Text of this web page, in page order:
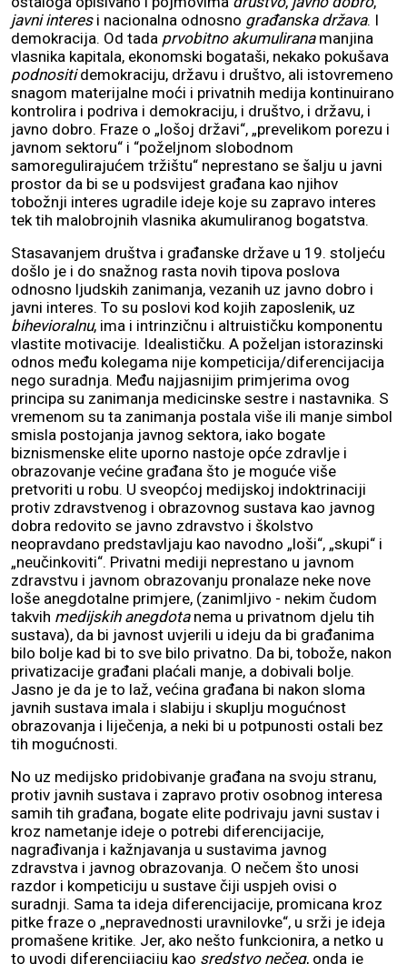
javni interesi nacionalna odnosno građanska država. I
demokracija. Od tada prvobitno akumuliranamanjina
vlasnika kapitala, ekonomski bogataši, nekako pokušava
podnositidemokraciju, državu i društvo, ali istovremeno
snagom materijalne moći i privatnih medija kontinuirano
kontrolira i podriva i demokraciju, i društvo, i državu, i
javno dobro. Fraze o „lošoj državi“, „prevelikom porezu i
javnom sektoru“ i “poželjnom slobodnom
samoregulirajućem tržištu“ neprestano se šalju u javni
prostor da bi se u podsvijest građana kao njihov
tobožnji interes ugradile ideje koje su zapravo interes
tek tih malobrojnih vlasnika akumuliranog bogatstva.
Stasavanjem društva i građanske države u 19. stoljeću
došlo je i do snažnog rasta novih tipova poslova
odnosno ljudskih zanimanja, vezanih uz javno dobro i
javni interes. To su poslovi kod kojih zaposlenik, uz
bihevioralnu, ima i intrinzičnu i altruističku komponentu
vlastite motivacije. Idealističku. A poželjan istorazinski
odnos među kolegama nije kompeticija/diferencijacija
nego suradnja. Među najjasnijim primjerima ovog
principa su zanimanja medicinske sestre i nastavnika. S
vremenom su ta zanimanja postala više ili manje simbol
smisla postojanja javnog sektora, iako bogate
biznismenske elite uporno nastoje opće zdravlje i
obrazovanje većine građana što je moguće više
pretvoriti u robu. U sveopćoj medijskoj indoktrinaciji
protiv zdravstvenog i obrazovnog sustava kao javnog
dobra redovito se javno zdravstvo i školstvo
neopravdano predstavljaju kao navodno „loši“, „skupi“ i
„neučinkoviti“. Privatni mediji neprestano u javnom
zdravstvu i javnom obrazovanju pronalaze neke nove
loše anegdotalne primjere, (zanimljivo - nekim čudom
takvih medijskih anegdotanema u privatnom djelu tih
sustava), da bi javnost uvjerili u ideju da bi građanima
bilo bolje kad bi to sve bilo privatno. Da bi, tobože, nakon
privatizacije građani plaćali manje, a dobivali bolje.
Jasno je da je to laž, većina građana bi nakon sloma
javnih sustava imala i slabiju i skuplju mogućnost
obrazovanja i liječenja, a neki bi u potpunosti ostali bez
tih mogućnosti.
No uz medijsko pridobivanje građana na svoju stranu,
protiv javnih sustava i zapravo protiv osobnog interesa
samih tih građana, bogate elite podrivaju javni sustav i
kroz nametanje ideje o potrebi diferencijacije,
nagrađivanja i kažnjavanja u sustavima javnog
zdravstva i javnog obrazovanja. O nečem što unosi
razdor i kompeticiju u sustave čiji uspjeh ovisi o
suradnji. Sama ta ideja diferencijacije, promicana kroz
pitke fraze o „nepravednosti uravnilovke“, u srži je ideja
promašene kritike. Jer, ako nešto funkcionira, a netko u
to uvodi diferencijaciju kao sredstvo nečeg, onda je